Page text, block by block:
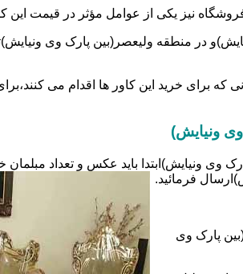
فروشگاه نیز یکی از عوامل مؤثر در قیمت این
در منطقه ولیعصر(بین پارک وی
برای خرید این کاور ها اقدام می
ونیایش)
ونیایش)ابتدا باید عکس و تعداد مبلمان
فرمائید.
پارک وی